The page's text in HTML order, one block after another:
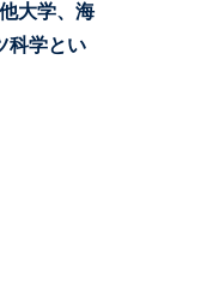
大学、海
科学とい